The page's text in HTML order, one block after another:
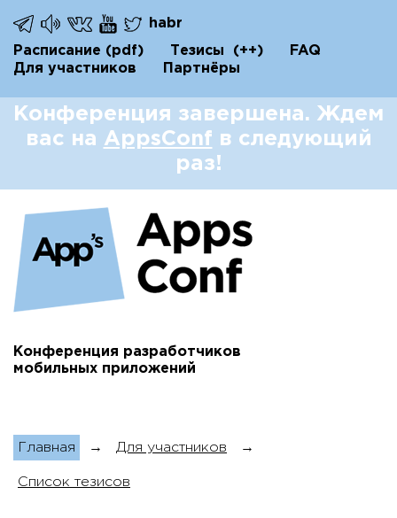
habr
Расписание (pdf) Тезисы (++)
FAQ
Для участников
Партнёры
Конференция завершена. Ждем
вас на AppsConf в следующий
раз!
Конференция разработчиков
мобильных приложений
Главная → Для участников →
Список тезисов